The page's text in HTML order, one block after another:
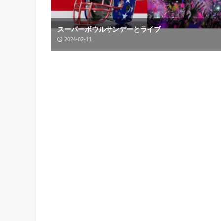
スーパーボウルサンデーとライブ
2024-02-11